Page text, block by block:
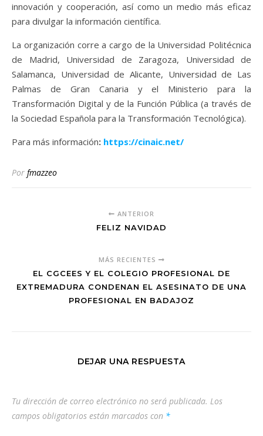
innovación y cooperación, así como un medio más eficaz
para divulgar la información científica.
La organización corre a cargo de la Universidad Politécnica
de Madrid, Universidad de Zaragoza, Universidad de
Salamanca, Universidad de Alicante, Universidad de Las
Palmas de Gran Canaria y el Ministerio para la
Transformación Digital y de la Función Pública (a través de
la Sociedad Española para la Transformación Tecnológica).
Para más información: https://cinaic.net/
Por fmazzeo
ANTERIOR
FELIZ NAVIDAD
MÁS RECIENTES
EL CGCEES Y EL COLEGIO PROFESIONAL DE
EXTREMADURA CONDENAN EL ASESINATO DE UNA
PROFESIONAL EN BADAJOZ
DEJAR UNA RESPUESTA
Tu dirección de correo electrónico no será publicada. Los
campos obligatorios están marcados con *